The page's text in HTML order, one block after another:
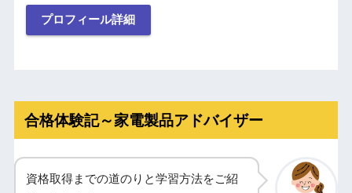
プロフィール詳細
合格体験記～家電製品アドバイザー
資格取得までの道のりと学習方法をご紹